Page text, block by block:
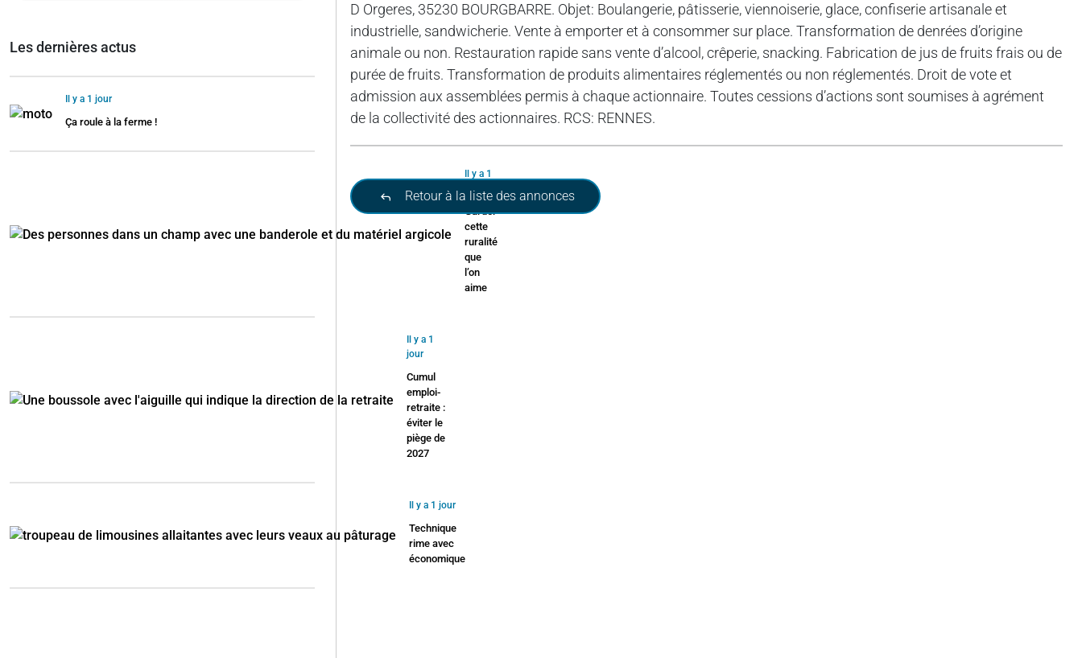
D Orgeres, 35230 BOURGBARRE. Objet: Boulangerie, pâtisserie, viennoiserie, glace, confiserie artisanale et
industrielle, sandwicherie. Vente à emporter et à consommer sur place. Transformation de denrées d’origine
animale ou non. Restauration rapide sans vente d’alcool, crêperie, snacking. Fabrication de jus de fruits frais ou de
purée de fruits. Transformation de produits alimentaires réglementés ou non réglementés. Droit de vote et
admission aux assemblées permis à chaque actionnaire. Toutes cessions d’actions sont soumises à agrément
de la collectivité des actionnaires. RCS: RENNES.
Retour à la liste des annonces
Les dernières actus
Il y a 1 jour
Ça roule à la ferme !
Il y a 1
jour
Garder
cette
ruralité
que
l’on
aime
Il y a 1
jour
Cumul
emploi-
retraite :
éviter le
piège de
2027
Il y a 1 jour
Technique
rime avec
économique